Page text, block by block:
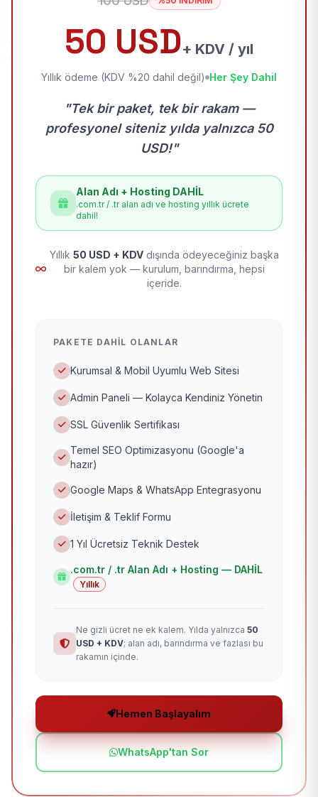
50 USD+ KDV / yıl
Yıllık ödeme (KDV %20 dahil değil) Her Şey Dahil
"Tek bir paket, tek bir rakam —
profesyonel siteniz yılda yalnızca 50
USD!"
Alan Adı + Hosting DAHİL
.com.tr / .tr alan adı ve hosting yıllık ücrete
dahil!
Yıllık 50 USD + KDV dışında ödeyeceğiniz başka
bir kalem yok — kurulum, barındırma, hepsi
içeride.
PAKETE DAHIL OLANLAR
Kurumsal & Mobil Uyumlu Web Sitesi
Admin Paneli — Kolayca Kendiniz Yönetin
SSL Güvenlik Sertifikası
Temel SEO Optimizasyonu (Google'a
hazır)
Google Maps & WhatsApp Entegrasyonu
İletişim & Teklif Formu
1 Yıl Ücretsiz Teknik Destek
.com.tr / .tr Alan Adı + Hosting — DAHİL
Yıllık
Ne gizli ücret ne ek kalem. Yılda yalnızca 50
USD + KDV; alan adı, barındırma ve fazlası bu
rakamın içinde.
Hemen Başlayalım
WhatsApp'tan Sor